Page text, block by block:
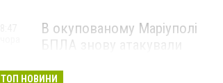
В окупованому Маріуполі
БПЛА знову атакували
— ВІДЕО
ТОП НОВИНИ